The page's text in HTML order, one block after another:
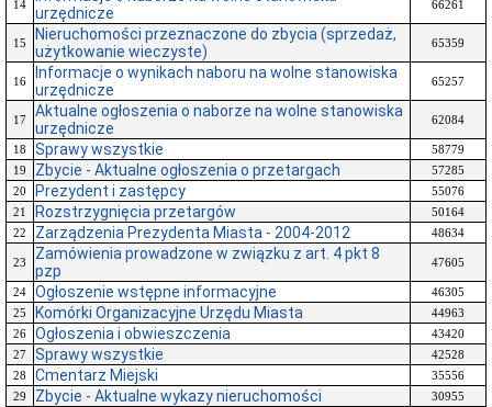
14
urzędnicze
66261
15
Nieruchomości przeznaczone do zbycia (sprzedaż,
użytkowanie wieczyste)
65359
16
Informacje o wynikach naboru na wolne stanowiska
urzędnicze
65257
17
Aktualne ogłoszenia o naborze na wolne stanowiska
urzędnicze
62084
18 Sprawy wszystkie
58779
19
Zbycie - Aktualne ogłoszenia o przetargach
57285
20
Prezydent i zastępcy
55076
21
Rozstrzygnięcia przetargów
50164
22
Zarządzenia Prezydenta Miasta - 2004-2012 48634
23
Zamówienia prowadzone w związku z art. 4 pkt 8
pzp
47605
24 Ogłoszenie wstępne informacyjne
46305
25
Komórki Organizacyjne Urzędu Miasta
44963
26
Ogłoszenia i obwieszczenia
43420
27
Sprawy wszystkie
42528
28
Cmentarz Miejski
35556
29
Zbycie - Aktualne wykazy nieruchomości
30955